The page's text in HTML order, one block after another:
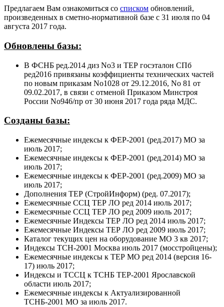
Предлагаем Вам ознакомиться со списком обновлений,
произведенных в сметно-нормативной базе с 31 июля по 04
августа 2017 года.
Обновлены базы:
В ФСНБ ред.2014 диз No3 и ТЕР госэталон СПб
ред2016 привязаны коэффициенты технических частей
по новым приказам No1028 от 29.12.2016, No 81 от
09.02.2017, в связи с отменой Приказом Минстроя
России No946/пр от 30 июня 2017 года ряда МДС.
Созданы базы:
Ежемесячные индексы к ФЕР-2001 (ред.2017) МО за
июль 2017;
Ежемесячные индексы к ФЕР-2001 (ред.2014) МО за
июль 2017;
Ежемесячные индексы к ФЕР-2001 (ред.2009) МО за
июль 2017;
Дополнения ТЕР (СтройИнформ) (ред. 07.2017);
Ежемесячные ССЦ ТЕР ЛО ред 2014 июль 2017;
Ежемесячные ССЦ ТЕР ЛО ред 2009 июль 2017;
Ежемесячные Индексы ТЕР ЛО ред 2014 июль 2017;
Ежемесячные Индексы ТЕР ЛО ред 2009 июль 2017;
Каталог текущих цен на оборудование МО 3 кв 2017;
Индексы ТСН-2001 Москва июль 2017 (мосстройцены);
Ежемесячные индексы к ТЕР МО ред 2014 (версия 16-
17) июль 2017;
Индексы и ТССЦ к ТСНБ ТЕР-2001 Ярославской
области июль 2017;
Ежемесячные индексы к Актуализированной
ТСНБ-2001 МО за июль 2017.